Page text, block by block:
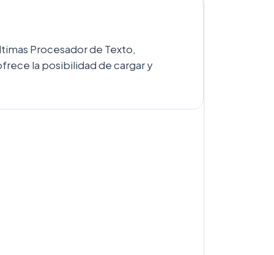
Procesador de Texto,
la posibilidad de cargar y